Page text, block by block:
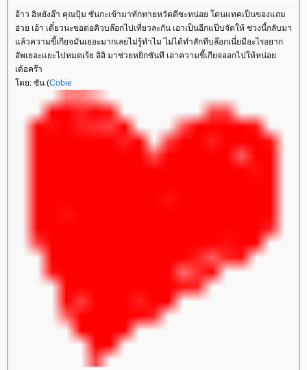
อ้าว อิหยังอ๊า คุณปุ้ม ซันกะเข้ามาทักทายหวัดดีซะหน่อย โดนแทคเป็นของแถม
ฮ่วย เอ้า เดี๋ยวนะขอต่อคิวบล๊อกไปเที่ยวละกัน เอาเป็นอีกแป๊บจัดให้ ช่วงนี้กลับมา
ล้วความขี้เกียจมันเยอะมากเลยไม่รู้ทำไม ไม่ได้ทำสักทีบล๊อกเนี่ยมีอะไรอยาก
อัพเยอะแยะไปหมดเร้ย อิอิ มาช่วยหยิกซันที เอาความขี้เกียจออกไปให้หน่อ
เด้อคร๊า
ดย: ซัน (Cobie